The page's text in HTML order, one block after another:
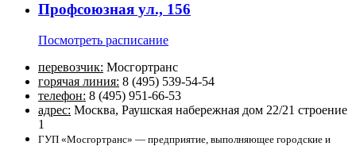
Профсоюзная ул., 156
Посмотреть расписание
перевозчик: Мосгортранс
горячая линия: 8 (495) 539-54-54
телефон: 8 (495) 951-66-53
адрес: Москва, Раушская набережная дом 22/21 строение
1
ГУП «Мосгортранс» — предприятие, выполняющее городские и